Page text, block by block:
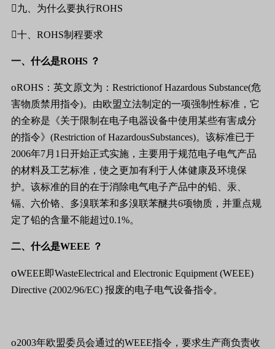
九、为什么要执行ROHS
十、 ROHS制程要求
一、什么是ROHS ？
oROHS ： 英文原文为 ： Restrictionof Hazardous Substance(危
害物质禁用指令)。由欧盟立法制定的一项强制性标准 ， 它
的全称是 《关于限制在电子电器设备中使用某些有害成分
的指令》 (Restriction of HazardousSubstances)。该标准已于
2006年7月 1 日 开始正式实施，主要用于规范电子电气产品
的材料及工艺标准，使之更加有利于人体健康及环境保
护。该标准的目的在于消除电气电子产品中的铅、汞、
镉、六价铬、多溴联苯和多溴联苯醚共6项物质，并重点规
定了铅的含量不能超过0.1%。
二、什么是WEEE ？
oWEEE即WasteElectrical and Electronic Equipment (WEEE)
Directive (2002/96/EC) 报废的电子电气设备指令。
o2003年欧盟委员会通过的WEEE指令，要求生产商负责收